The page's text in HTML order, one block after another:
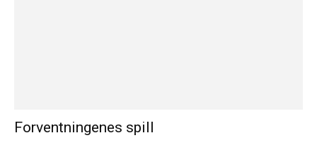
Forventningenes spill